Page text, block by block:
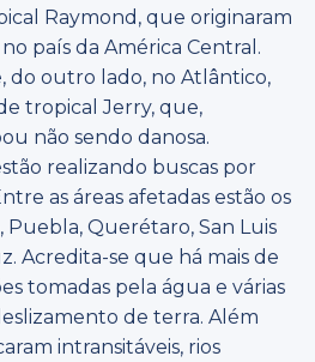
Raymond, que originaram
país da América Central.
do outro lado, no Atlântico,
tropical Jerry, que,
não sendo danosa.
realizando buscas por
as áreas afetadas estão os
Puebla, Querétaro, San Luis
Acredita-se que há mais de
tomadas pela água e várias
de terra. Além
intransitáveis, rios